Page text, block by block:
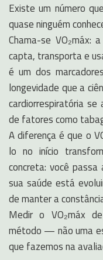
Existe um número
quase ninguém
Chama-se VO₂máx:
capta, transporta e
é um dos
longevidade que a
cardiorrespiratória se
de fatores como
A diferença é que o
lo no início
concreta: você
sua saúde está
de manter a
Medir o VO₂máx
método — não uma
que fazemos na